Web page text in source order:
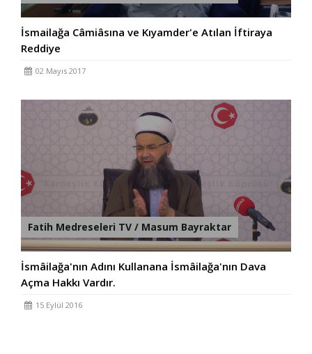
İsmailağa Câmiâsına ve Kıyamder'e Atılan İftiraya
Reddiye
02 Mayıs 2017
Fatih Medreseleri TV / Masum Bayraktar
İsmâilağa'nın Adını Kullanana İsmâilağa'nın Dava
Açma Hakkı Vardır.
15 Eylül 2016